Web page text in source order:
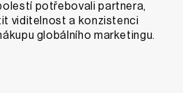
potřebovali partnera,
viditelnost a konzistenci
globálního marketingu.